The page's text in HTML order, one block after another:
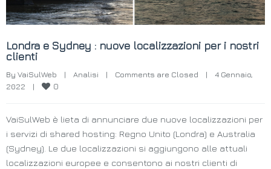
Londra e Sydney : nuove localizzazioni per i nostri
clienti
By VaiSulWeb | Analisi | Comments are Closed |
4 Gennaio,
2022 | 0
VaiSulWeb è lieta di annunciare due nuove localizzazioni per
i servizi di shared hosting: Regno Unito (Londra) e Australia
(Sydney). Le due localizzazioni si aggiungono alle attuali
localizzazioni europee e consentono ai nostri clienti di